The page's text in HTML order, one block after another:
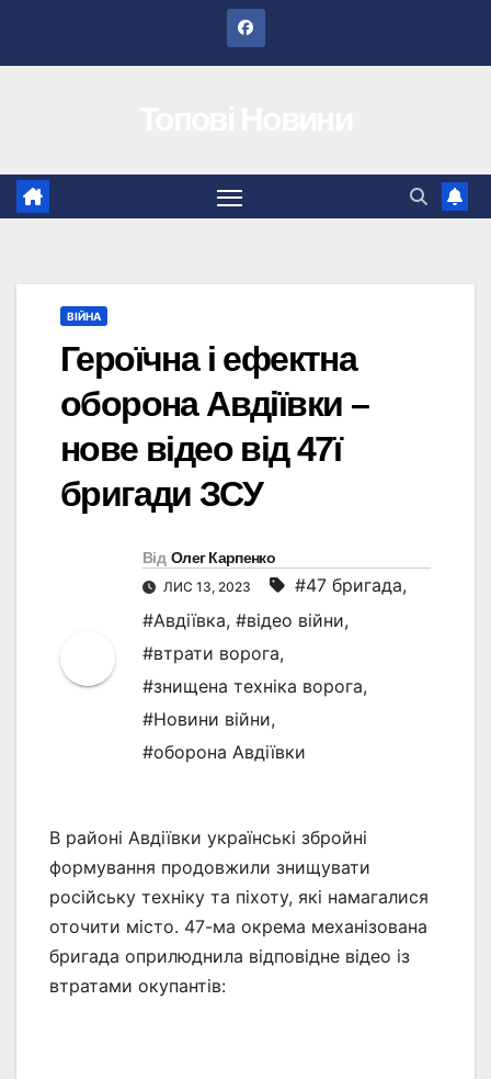
ВІЙНА
Героїчна і ефектна
оборона Авдіївки –
нове відео від 47ї
бригади ЗСУ
Від Олег Карпенко
ЛИС 13, 2023 #47 бригада,
#Авдіївка, #відео війни,
#втрати ворога,
#знищена техніка ворога,
#Новини війни,
#оборона Авдіївки
В районі Авдіївки українські збройні
формування продовжили знищувати
російську техніку та піхоту, які намагалися
оточити місто. 47-ма окрема механізована
бригада оприлюднила відповідне відео із
втратами окупантів: